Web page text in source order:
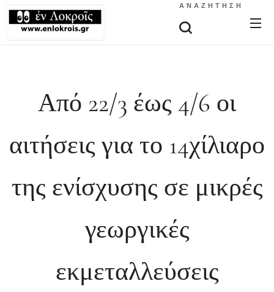
ΑΝΑΖΉΤΗΣΗ
Από 22/3 έως 4/6 οι
αιτήσεις για το 14χίλιαρο
της ενίσχυσης σε μικρές
γεωργικές
εκμεταλλεύσεις